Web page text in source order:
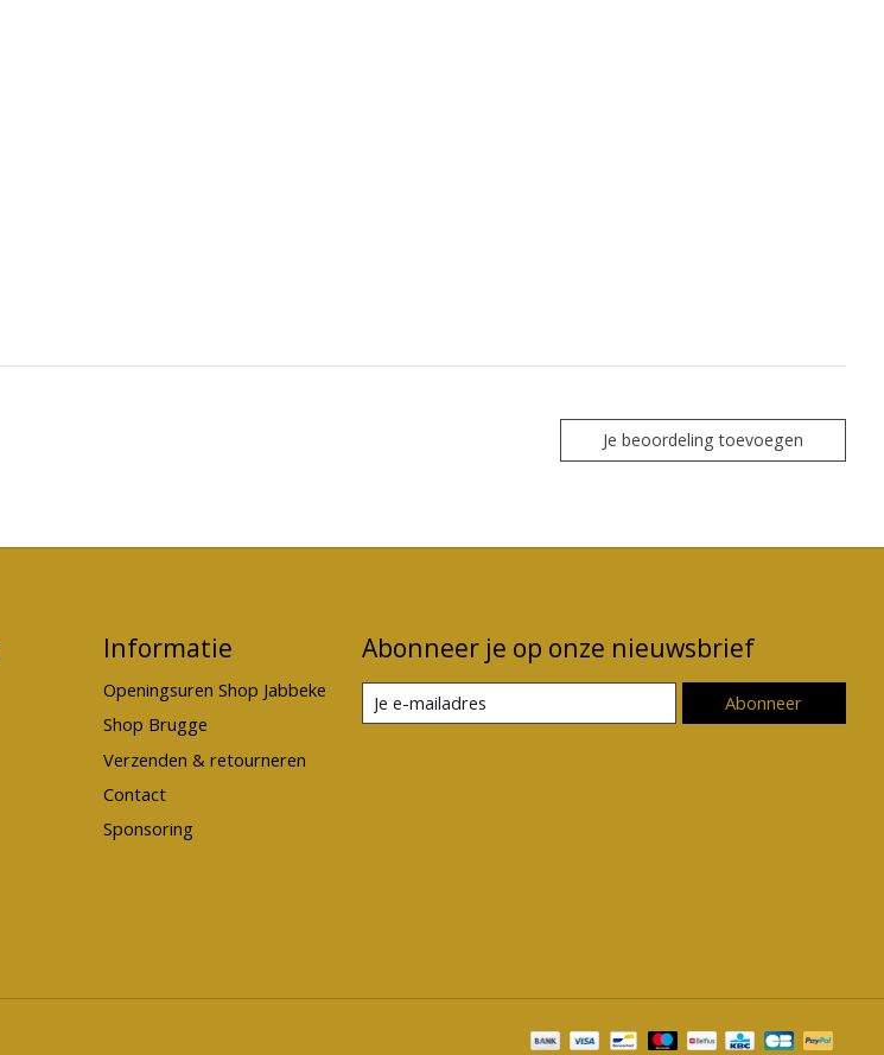
Je beoordeling toevoegen
Informatie
Openingsuren Shop Jabbeke
Shop Brugge
Verzenden & retourneren
Contact
Sponsoring
Abonneer je op onze nieuwsbrief
Abonneer